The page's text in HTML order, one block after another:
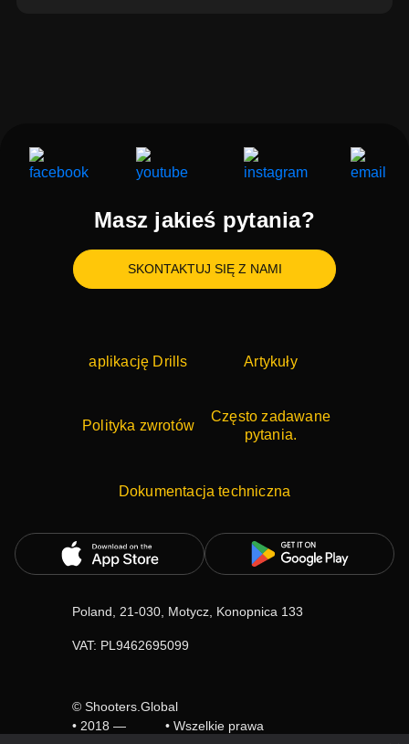
Masz jakieś pytania?
SKONTAKTUJ SIĘ Z NAMI
aplikację Drills Artykuły
Polityka zwrotów
Często zadawane
pytania.
Dokumentacja techniczna
Poland, 21-030, Motycz, Konopnica 133
VAT: PL9462695099
© Shooters.Global
• 2018 —
• Wszelkie prawa